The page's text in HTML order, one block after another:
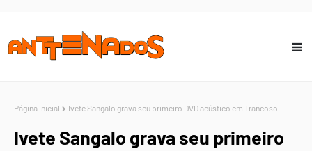
Página inicial Ivete Sangalo grava seu primeiro DVD acústico em Trancoso
Ivete Sangalo grava seu primeiro